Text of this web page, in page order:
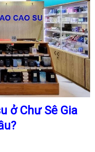
ở Chư Sê Gia